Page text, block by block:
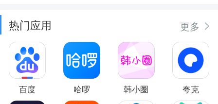
热门应用 更多
百度 哈啰 韩小圈 夸克